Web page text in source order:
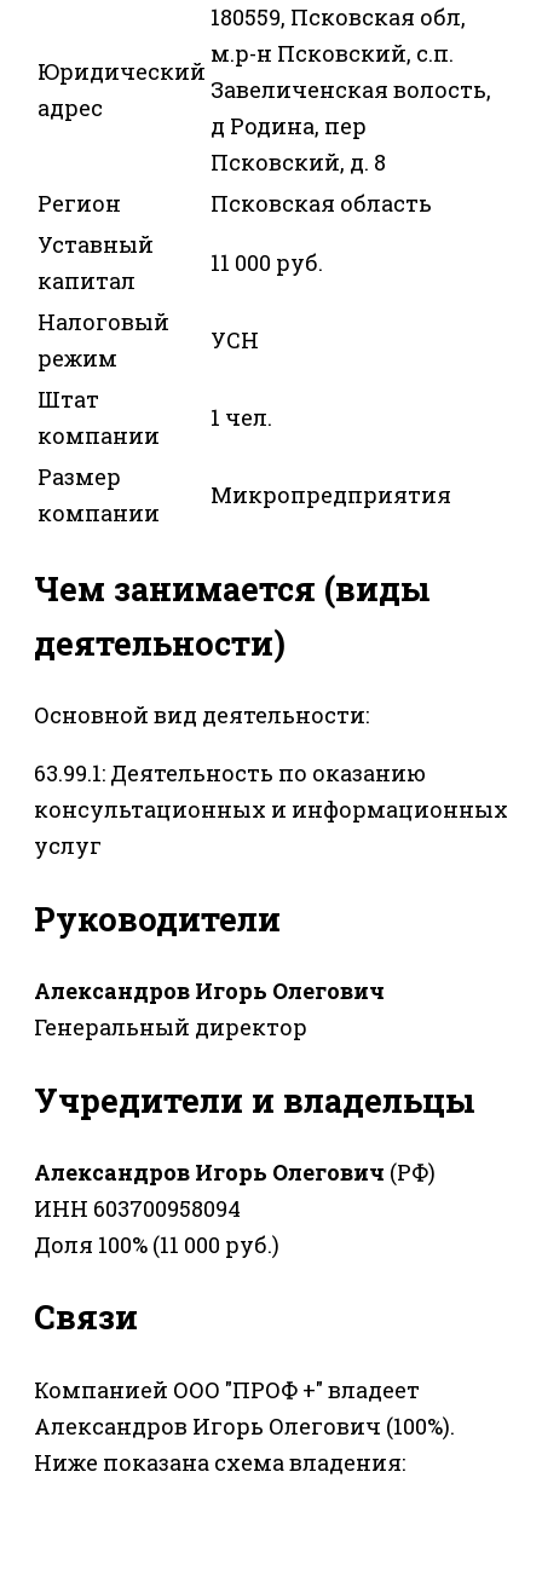
Юридический
адрес
180559, Псковская обл,
м.р-н Псковский, с.п.
Завеличенская волость,
д Родина, пер
Псковский, д. 8
Регион
Псковская область
Уставный
капитал
11 000 руб.
Налоговый
режим
УСН
Штат
компании
1 чел.
Размер
компании
Микропредприятия
Чем занимается (виды
деятельности)
Основной вид деятельности:
63.99.1: Деятельность по оказанию
консультационных и информационных
услуг
Руководители
Александров Игорь Олегович
Генеральный директор
Учредители и владельцы
Александров Игорь Олегович (РФ)
ИНН 603700958094
Доля 100% (11 000 руб.)
Связи
Компанией ООО "ПРОФ +" владеет
Александров Игорь Олегович (100%).
Ниже показана схема владения: